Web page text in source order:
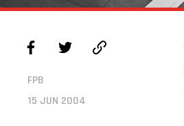
FPB
15 JUN 2004